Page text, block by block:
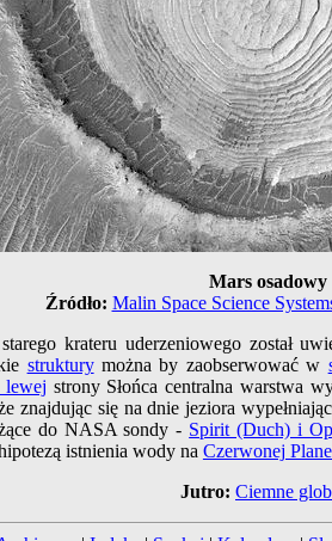
Mars osadowy
Źródło: Malin Space Science
krateru uderzeniowego został
strukturymożna by zaobserwować w
lewej strony Słońca centralna warstwa
znajdując się na dnie jeziora
do NASA sondy - Spirit (Duch) i
istnienia wody na Czerwonej
Jutro: Ciemne